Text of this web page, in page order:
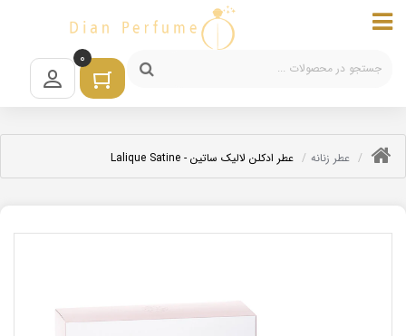
0
عطر زنانه عطر ادکلن لالیک ساتین - Lalique Satine